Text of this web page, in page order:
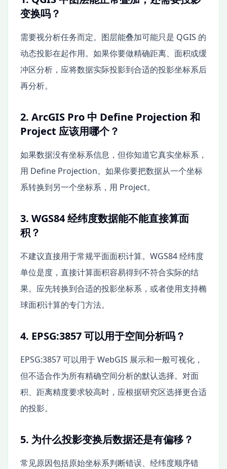
变换吗？
需要视分析任务而定。图层能叠加可能只是 QGIS 的
动态投影在起作用。如果你要做精确距离、面积或缓
冲区分析，应将数据实际投影到合适的投影坐标系后
再分析。
2. ArcGIS Pro 中 Define Projection 和
Project 应该用哪个？
如果数据没有坐标系信息，但你知道它真实坐标系，
用 Define Projection。如果你要把数据从一个坐标
系转换到另一个坐标系，用 Project。
3. WGS84 经纬度数据能不能直接算面
积？
不建议直接用于常规平面面积计算。WGS84 经纬度
单位是度，直接计算面积容易得到不符合实际的结
果。应先转换到合适的投影坐标系，或者使用支持椭
球面积计算的专门方法。
4. EPSG:3857 可以用于空间分析吗？
EPSG:3857 可以用于 WebGIS 展示和一般可视化，
但不适合作为所有精确空间分析的默认选择。对面
积、距离精度要求较高时，应根据研究区选择更合适
的投影。
5. 为什么投影变换后数据还是有偏移？
常见原因包括原始坐标系判断错误、经纬度顺序错